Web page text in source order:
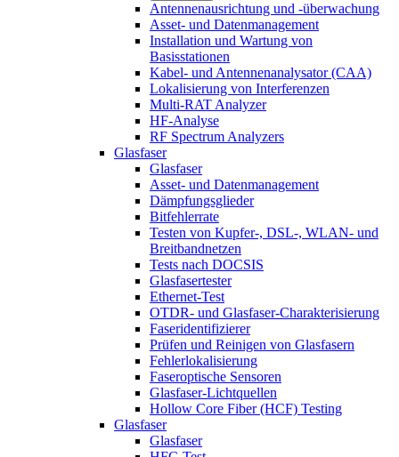
Antennenausrichtung und -überwachung
Asset- und Datenmanagement
Installation und Wartung von
Basisstationen
Kabel- und Antennenanalysator (CAA)
Lokalisierung von Interferenzen
Multi-RAT Analyzer
HF-Analyse
RF Spectrum Analyzers
Glasfaser
Glasfaser
Asset- und Datenmanagement
Dämpfungsglieder
Bitfehlerrate
Testen von Kupfer-, DSL-, WLAN- und
Breitbandnetzen
Tests nach DOCSIS
Glasfasertester
Ethernet-Test
OTDR- und Glasfaser-Charakterisierung
Faseridentifizierer
Prüfen und Reinigen von Glasfasern
Fehlerlokalisierung
Faseroptische Sensoren
Glasfaser-Lichtquellen
Hollow Core Fiber (HCF) Testing
Glasfaser
Glasfaser